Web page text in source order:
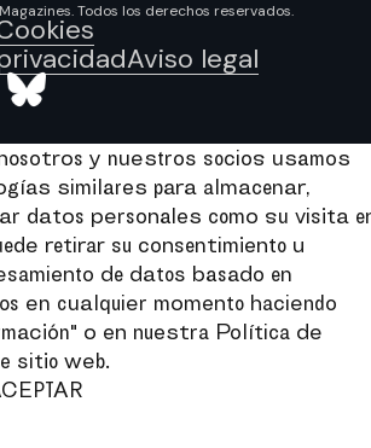
Todos los derechos reservados.
Aviso legal
y nuestros socios usamos
similares para almacenar,
datos personales como su visita
retirar su consentimiento u
de datos basado en
en cualquier momento haciendo
o en nuestra Política de
sitio web.